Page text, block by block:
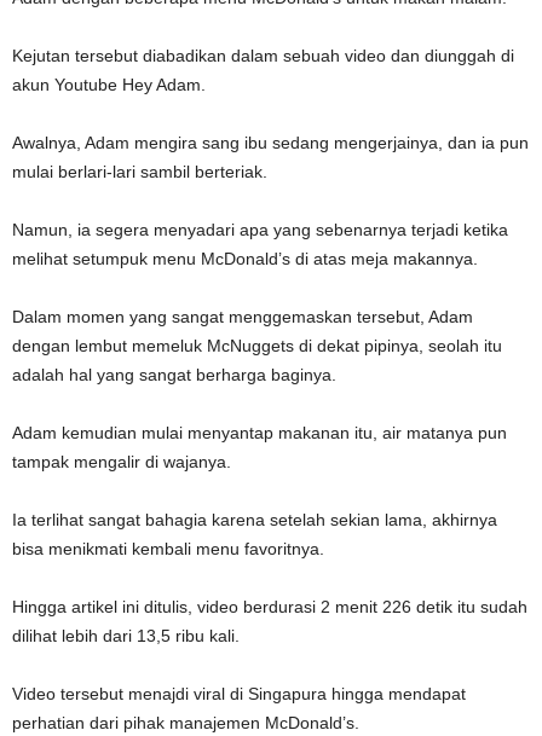
Kejutan tersebut diabadikan dalam sebuah video dan diunggah di
akun Youtube Hey Adam.
Awalnya, Adam mengira sang ibu sedang mengerjainya, dan ia pun
mulai berlari-lari sambil berteriak.
Namun, ia segera menyadari apa yang sebenarnya terjadi ketika
melihat setumpuk menu McDonald’s di atas meja makannya.
Dalam momen yang sangat menggemaskan tersebut, Adam
dengan lembut memeluk McNuggets di dekat pipinya, seolah itu
adalah hal yang sangat berharga baginya.
Adam kemudian mulai menyantap makanan itu, air matanya pun
tampak mengalir di wajanya.
Ia terlihat sangat bahagia karena setelah sekian lama, akhirnya
bisa menikmati kembali menu favoritnya.
Hingga artikel ini ditulis, video berdurasi 2 menit 226 detik itu sudah
dilihat lebih dari 13,5 ribu kali.
Video tersebut menajdi viral di Singapura hingga mendapat
perhatian dari pihak manajemen McDonald’s.